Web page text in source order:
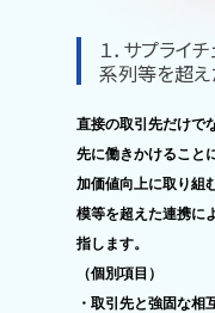
１．サプライ
系列等を超
直接の取引先だけで
先に働きかけること
加価値向上に取り組
模等を超えた連携に
指します。
（個別項目）
・取引先と強固な相